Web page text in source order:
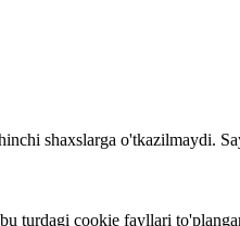
shaxslarga o'tkazilmaydi.
turdagi cookie fayllari